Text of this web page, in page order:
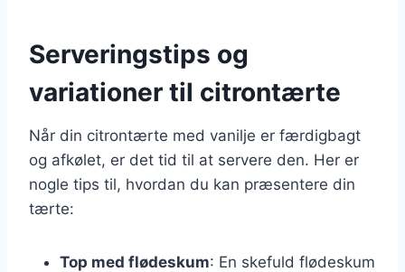
Serveringstips og
variationer til citrontærte
Når din citrontærte med vanilje er færdigbagt
og afkølet, er det tid til at servere den. Her er
nogle tips til, hvordan du kan præsentere din
tærte:
Top med flødeskum: En skefuld flødeskum